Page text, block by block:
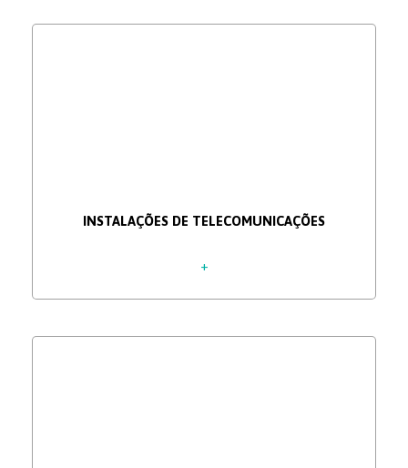
INSTALAÇÕES DE TELECOMUNICAÇÕES
+